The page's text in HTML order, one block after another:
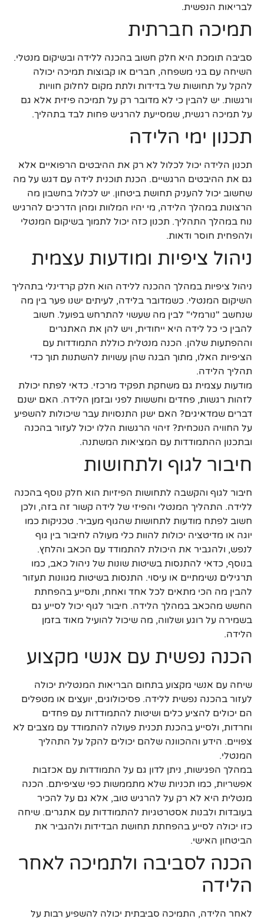
לבריאות הנפשית.
תמיכה חברתית
סביבה תומכת היא חלק חשוב בהכנה ללידה ובשיקום מנטלי.
השיחה עם בני משפחה, חברים או קבוצות תמיכה יכולה
להקל על תחושות של בדידות ולתת מקום לחלוק חוויות
ורגשות. יש להבין כי לא מדובר רק על תמיכה פיזית אלא גם
על תמיכה רגשית, שמסייעת להרגיש פחות לבד בתהליך.
תכנון ימי הלידה
תכנון הלידה יכול לכלול לא רק את ההיבטים הרפואיים אלא
גם את ההיבטים הרגשיים. הכנת תוכנית לידה עם דגש על מה
שחשוב יכול להעניק תחושת ביטחון. יש לכלול בחשבון מה
הרצונות במהלך הלידה, מי יהיו המלוות ומהן הדרכים להרגיש
נוח במהלך התהליך. תכנון כזה יכול לתמוך בשיקום המנטלי
ולהפחית חוסר ודאות.
ניהול ציפיות ומודעות עצמית
ניהול ציפיות במהלך ההכנה ללידה הוא חלק קרדינלי בתהליך
השיקום המנטלי. כשמדובר בלידה, לעיתים ישנו פער בין מה
שנחשב "נורמלי" לבין מה שעשוי להתרחש בפועל. חשוב
להבין כי כל לידה היא ייחודית, ויש להן את האתגרים
וההפתעות שלהן. הכנה מנטלית כוללת התמודדות עם
הציפיות האלו, מתוך הבנה שהן עשויות להשתנות תוך כדי
תהליך הלידה.
מודעות עצמית גם משחקת תפקיד מרכזי. כדאי לפתח יכולת
לזהות רגשות, פחדים וחששות לפני ובזמן הלידה. האם ישנם
דברים שמדאיגים? האם ישנן התנסויות עבר שיכולות להשפיע
על החוויה הנוכחית? זיהוי הרגשות הללו יכול לעזור בהכנה
ובתכנון ההתמודדות עם המציאות המשתנה.
חיבור לגוף ולתחושות
חיבור לגוף והקשבה לתחושות הפיזיות הוא חלק נוסף בהכנה
ללידה. התהליך המנטלי והפיזי של לידה קשור זה בזה, ולכן
חשוב לפתח מודעות לתחושות שהגוף מעביר. טכניקות כמו
יוגה או מדיטציה יכולות להוות כלי מעולה לחיבור בין גוף
לנפש, ולהגביר את היכולת להתמודד עם הכאב והלחץ.
בנוסף, כדאי להתנסות בשיטות שונות של ניהול כאב, כמו
תרגילים נשימתיים או עיסוי. התנסות בשיטות מגוונות תעזור
להבין מה הכי מתאים לכל אחד ואחת, ותסייע בהפחתת
החשש מהכאב במהלך הלידה. חיבור לגוף יכול לסייע גם
בשמירה על רוגע ושלווה, מה שיכול להועיל מאוד בזמן
הלידה.
הכנה נפשית עם אנשי מקצוע
שיחה עם אנשי מקצוע בתחום הבריאות המנטלית יכולה
לעזור בהכנה נפשית ללידה. פסיכולוגים, יועצים או מטפלים
הם יכולים להציע כלים ושיטות להתמודדות עם פחדים
וחרדות, ולסייע בהכנת תכנית פעולה להתמודד עם מצבים לא
צפויים. הידע וההכוונה שלהם יכולים להקל על התהליך
המנטלי.
במהלך הפגישות, ניתן לדון גם על התמודדות עם אכזבות
אפשריות, כמו תכניות שלא מתממשות כפי שציפיתם. הכנה
מנטלית היא לא רק על להרגיש טוב, אלא גם על להכיר
בעובדות ולבנות אסטרטגיות להתמודדות עם אתגרים. שיחה
כזו יכולה לסייע בהפחתת תחושת הבדידות ולהגביר את
הביטחון האישי.
הכנה לסביבה ולתמיכה לאחר
הלידה
לאחר הלידה, התמיכה סביבתית יכולה להשפיע רבות על